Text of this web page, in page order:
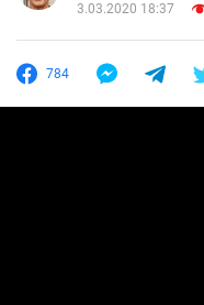
3.03.2020 18:37
784